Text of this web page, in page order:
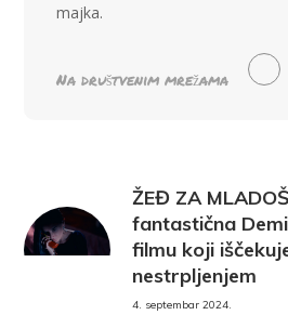
majka.
Na društvenim mrežama
ŽEĐ ZA
fantastična
filmu koji
nestrpljenjem
4. septembar 2024.